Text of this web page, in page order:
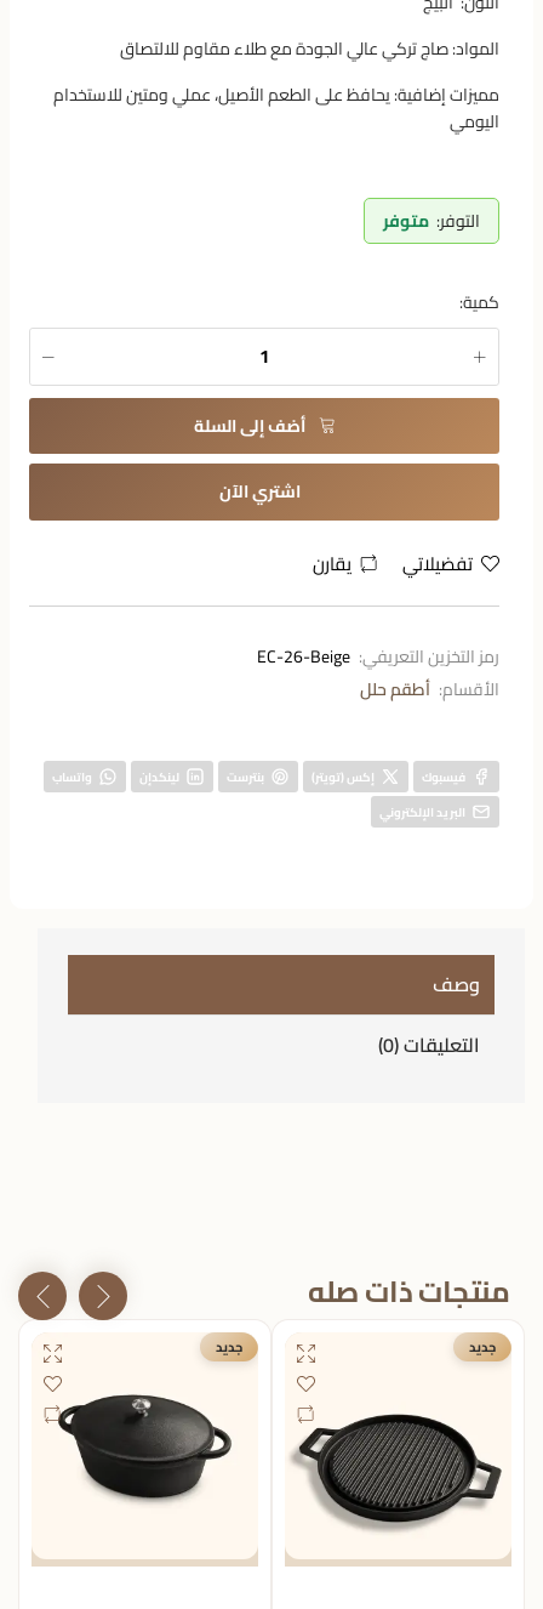
المواد: صاج تركي عالي الجودة مع طلاء مقاوم للالتصاق
مميزات إضافية: يحافظ على الطعم الأصيل، عملي ومتين للاستخدام
اليومي
التوفر: متوفر
كمية:
أضف إلى السلة
اشتري الآن
تفضيلاتي يقارن
رمز التخزين التعريفي: EC-26-Beige
الأقسام: أطقم حلل
فيسبوك إكس (تويتر) بنترست لينكدإن
واتساب
البريد الإلكتروني
وصف
التعليقات (0)
منتجات ذات صله
جديد جديد